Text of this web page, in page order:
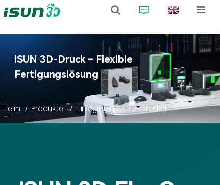
iSUN 3D-Druck – Flexible
Fertigungslösung
Heim Produkte Einlegesohlen 3D-Drucker